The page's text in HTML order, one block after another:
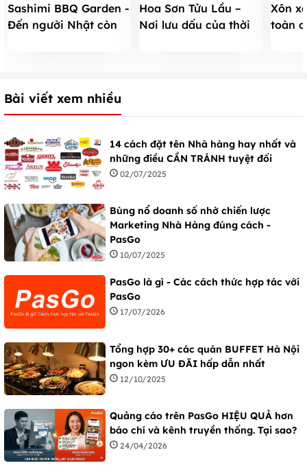
Sashimi BBQ Garden -
Đến người Nhật còn
Hoa Sơn Tửu Lầu –
Nơi lưu dấu của thời
Xôn
toàn
Bài viết xem nhiều
14 cách đặt tên Nhà hàng hay nhất và
những điều CẦN TRÁNH tuyệt đối
02/07/2025
Bùng nổ doanh số nhờ chiến lược
Marketing Nhà Hàng đúng cách -
PasGo
10/07/2025
PasGo là gì - Các cách thức hợp tác với
PasGo
17/07/2026
Tổng hợp 30+ các quán BUFFET Hà Nội
ngon kèm ƯU ĐÃI hấp dẫn nhất
12/10/2025
Quảng cáo trên PasGo HIỆU QUẢ hơn
báo chí và kênh truyền thống. Tại sao?
24/04/2026